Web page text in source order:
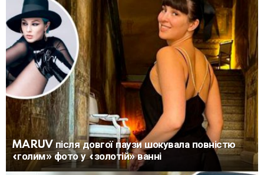
MARUV після довгої паузи шокувала повністю
«голим» фото у «золотій» ванні